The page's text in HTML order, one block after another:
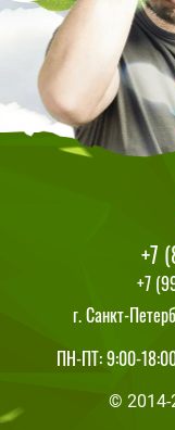
ПН-ПТ: 9:00-
© 2014-
+7
+7
г. Санкт-